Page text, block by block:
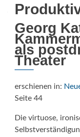
Georg
als
Theater
erschienen in:
Seite 44
Die virtuose,